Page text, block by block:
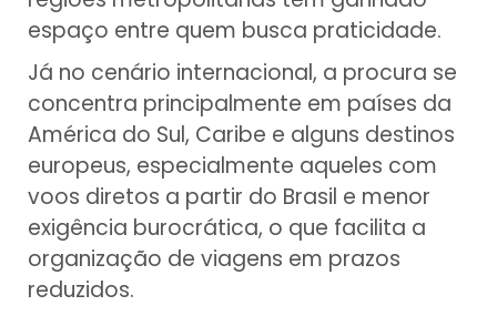
espaço entre quem busca praticidade.
Já no cenário internacional, a procura se
concentra principalmente em países da
América do Sul, Caribe e alguns destinos
europeus, especialmente aqueles com
voos diretos a partir do Brasil e menor
exigência burocrática, o que facilita a
organização de viagens em prazos
reduzidos.